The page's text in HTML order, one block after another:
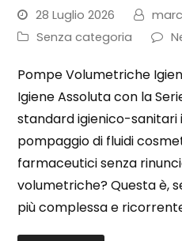
28 Luglio 2026
Senza categoria
Pompe Volumetriche
Igiene Assoluta con la
standard igienico-
pompaggio di fluidi
farmaceutici senza
volumetriche? Questa è,
più complessa e